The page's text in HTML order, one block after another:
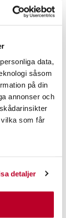
data,
såsom
på din
annonser och
som får
den för
detaljer
PATRIOT
Trio
kr
143,00 kr
ÄN 6 ST KVAR